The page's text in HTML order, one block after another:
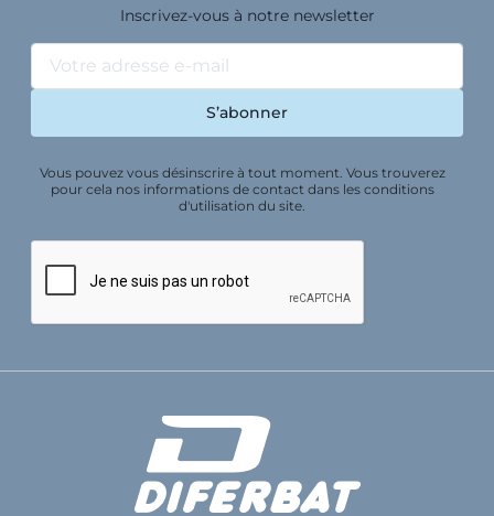
Inscrivez-vous à notre newsletter
Vous pouvez vous désinscrire à tout moment. Vous trouverez
pour cela nos informations de contact dans les conditions
d'utilisation du site.